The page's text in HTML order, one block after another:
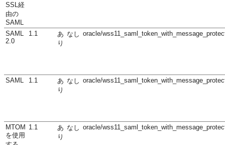
SSL経
由の
SAML
SAML
2.0
1.1
あ
り
なし oracle/
SAML 1.1
あ
り
なし oracle/
MTOM
を使用
1.1
あ
り
なし oracle/